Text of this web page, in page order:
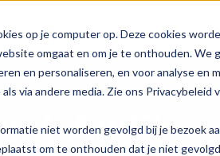
op je computer op. Deze cookies
omgaat en om je te onthouden. We
en personaliseren, en voor analyse en
via andere media. Zie ons
niet worden gevolgd bij je bezoek
om te onthouden dat je niet
Audit